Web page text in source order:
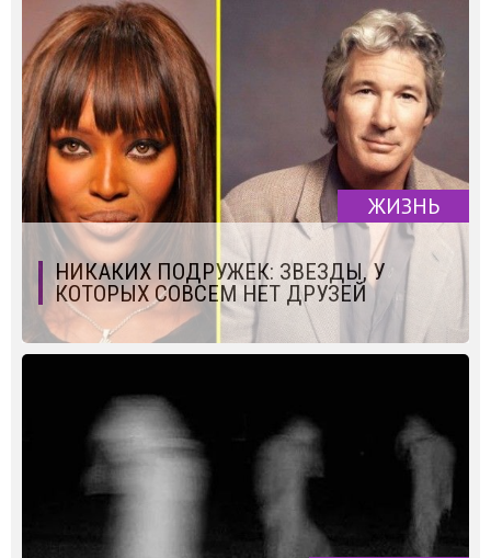
ЖИЗНЬ
НИКАКИХ ПОДРУЖЕК: ЗВЕЗДЫ, У
КОТОРЫХ СОВСЕМ НЕТ ДРУЗЕЙ